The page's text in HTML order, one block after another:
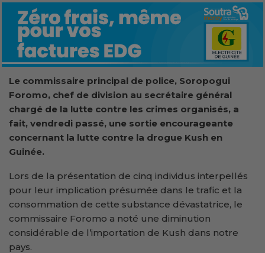
Le commissaire principal de police, Soropogui
Foromo, chef de division au secrétaire général
chargé de la lutte contre les crimes organisés, a
fait, vendredi passé, une sortie encourageante
concernant la lutte contre la drogue Kush en
Guinée.
Lors de la présentation de cinq individus interpellés
pour leur implication présumée dans le trafic et la
consommation de cette substance dévastatrice, le
commissaire Foromo a noté une diminution
considérable de l’importation de Kush dans notre
pays.